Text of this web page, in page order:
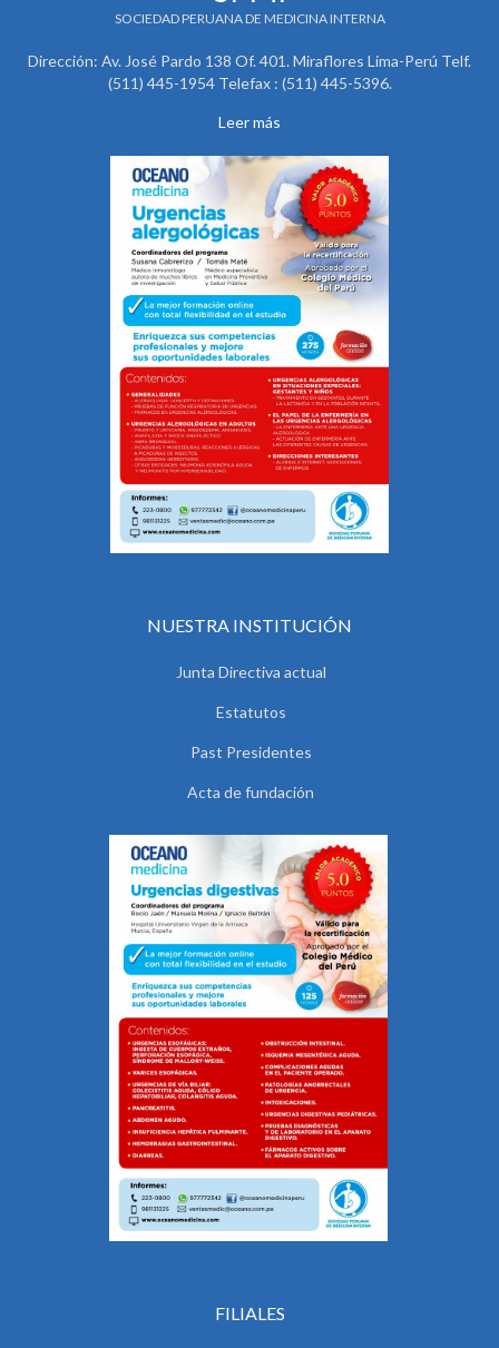
SOCIEDAD PERUANA DE MEDICINA INTERNA
Dirección: Av. José Pardo 138 Of. 401. Miraflores Lima-Perú Telf.
(511) 445-1954 Telefax : (511) 445-5396.
Leer más
NUESTRA INSTITUCIÓN
Junta Directiva actual
Estatutos
Past Presidentes
Acta de fundación
FILIALES